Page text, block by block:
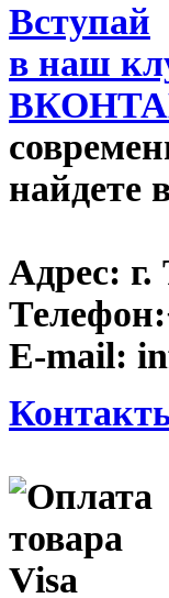
Вступай
в наш
найдете
Адрес: г.
Телефон:
E-mail: